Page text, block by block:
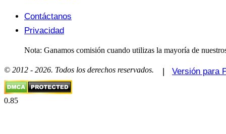
Contáctanos
Privacidad
Nota: Ganamos comisión cuando utilizas la mayoría de
© 2012 - 2026. Todos los derechos reservados. Versión para
0.85